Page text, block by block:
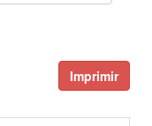
Imprimir